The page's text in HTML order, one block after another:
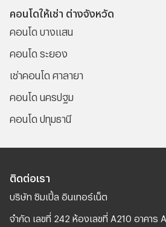
คอนโดให้เช่า ต่างจังหวัด
คอนโด บางแสน
คอนโด ระยอง
เช่าคอนโด ศาลายา
คอนโด นครปฐม
คอนโด ปทุมธานี
ติดต่อเรา
บริษัท ซิมเปิ้ล อินเทอร์เน็ต
จํากัด เลขที่ 242 ห้องเลขที่ A210 อาคาร A